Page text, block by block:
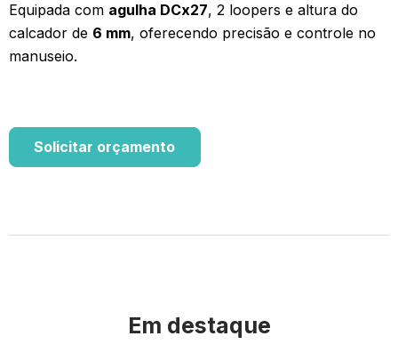
Equipada com agulha DCx27, 2 loopers e altura do
calcador de 6 mm, oferecendo precisão e controle no
manuseio.
Solicitar orçamento
Em destaque